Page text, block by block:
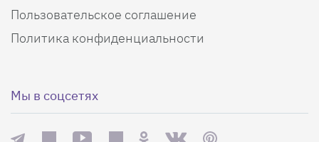
Пользовательское соглашение
Политика конфиденциальности
Мы в соцсетях